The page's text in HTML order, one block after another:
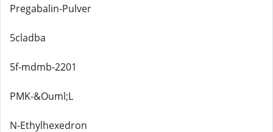
Pregabalin-Pulver
5cladba
5f-mdmb-2201
PMK-&Ouml;L
N-Ethylhexedron